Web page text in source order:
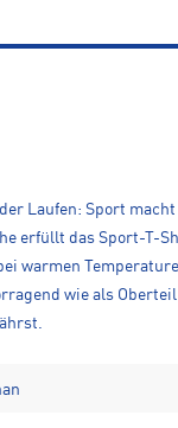
Laufen: Sport
erfüllt das Sport-T-
warmen
wie als